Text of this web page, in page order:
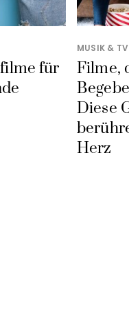
für
MUSIK & TV
Filme,
Diese
Herz